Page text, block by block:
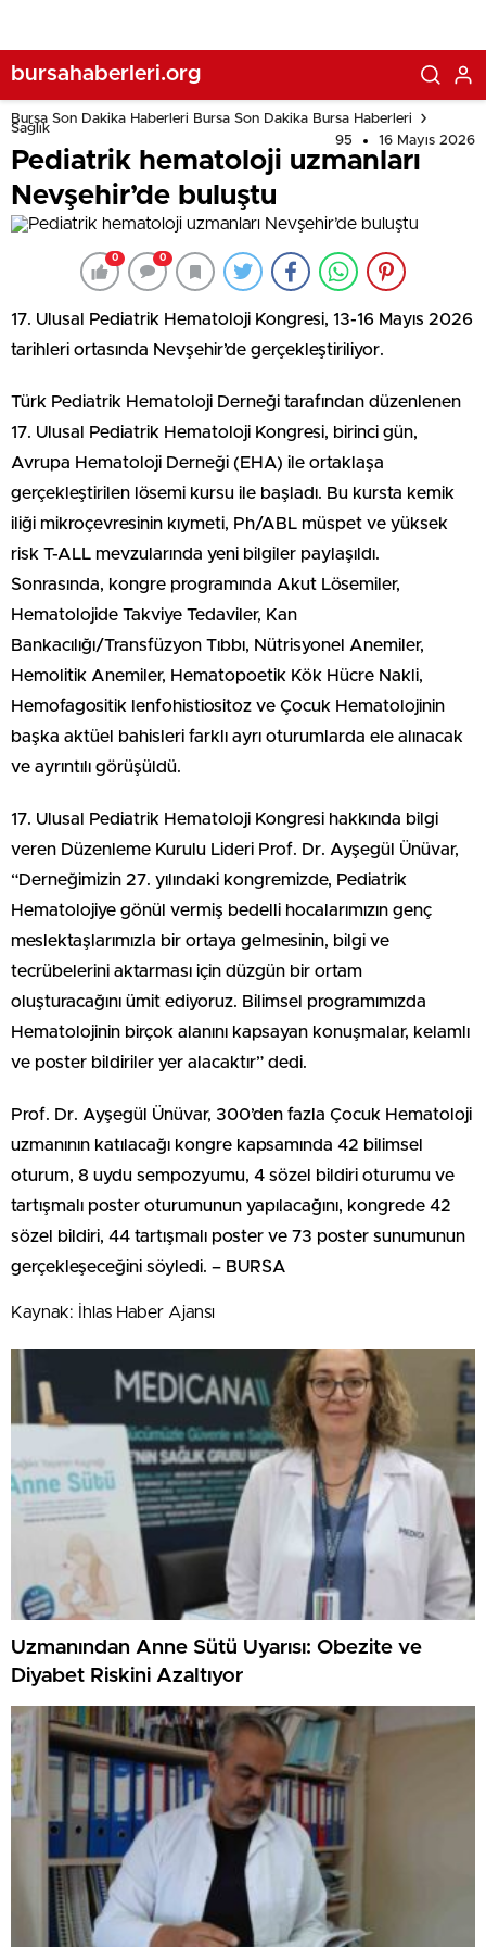
bursahaberleri.org
Bursa Son Dakika Haberleri Bursa Son Dakika Bursa Haberleri
Sağlık
95
16 Mayıs 2026
Pediatrik hematoloji uzmanları
Nevşehir’de buluştu
0 0
17. Ulusal Pediatrik Hematoloji Kongresi, 13-16 Mayıs 2026
tarihleri ortasında Nevşehir’de gerçekleştiriliyor.
Türk Pediatrik Hematoloji Derneği tarafından düzenlenen
17. Ulusal Pediatrik Hematoloji Kongresi, birinci gün,
Avrupa Hematoloji Derneği (EHA) ile ortaklaşa
gerçekleştirilen lösemi kursu ile başladı. Bu kursta kemik
iliği mikroçevresinin kıymeti, Ph/ABL müspet ve yüksek
risk T-ALL mevzularında yeni bilgiler paylaşıldı.
Sonrasında, kongre programında Akut Lösemiler,
Hematolojide Takviye Tedaviler, Kan
Bankacılığı/Transfüzyon Tıbbı, Nütrisyonel Anemiler,
Hemolitik Anemiler, Hematopoetik Kök Hücre Nakli,
Hemofagositik lenfohistiositoz ve Çocuk Hematolojinin
başka aktüel bahisleri farklı ayrı oturumlarda ele alınacak
ve ayrıntılı görüşüldü.
17. Ulusal Pediatrik Hematoloji Kongresi hakkında bilgi
veren Düzenleme Kurulu Lideri Prof. Dr. Ayşegül Ünüvar,
“Derneğimizin 27. yılındaki kongremizde, Pediatrik
Hematolojiye gönül vermiş bedelli hocalarımızın genç
meslektaşlarımızla bir ortaya gelmesinin, bilgi ve
tecrübelerini aktarması için düzgün bir ortam
oluşturacağını ümit ediyoruz. Bilimsel programımızda
Hematolojinin birçok alanını kapsayan konuşmalar, kelamlı
ve poster bildiriler yer alacaktır” dedi.
Prof. Dr. Ayşegül Ünüvar, 300’den fazla Çocuk Hematoloji
uzmanının katılacağı kongre kapsamında 42 bilimsel
oturum, 8 uydu sempozyumu, 4 sözel bildiri oturumu ve
tartışmalı poster oturumunun yapılacağını, kongrede 42
sözel bildiri, 44 tartışmalı poster ve 73 poster sunumunun
gerçekleşeceğini söyledi. – BURSA
Kaynak: İhlas Haber Ajansı
Uzmanından Anne Sütü Uyarısı: Obezite ve
Diyabet Riskini Azaltıyor